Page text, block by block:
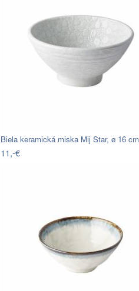
Biela keramická miska Mij Star, ø 16 cm
11,-€